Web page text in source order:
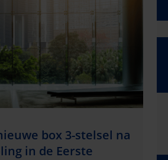
box 3-stelsel na
in de Eerste